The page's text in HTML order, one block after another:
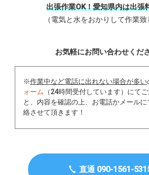
出張作業OK！愛知県内は出張
（電気と水をおかりして作業致
お気軽にお問い合わせくださ
※作業中など電話に出れない場合が多い
ォーム
（24時間受付しています）にて
と、内容を確認の上、お電話かメール
絡させて頂きます！
直通 090-1561-